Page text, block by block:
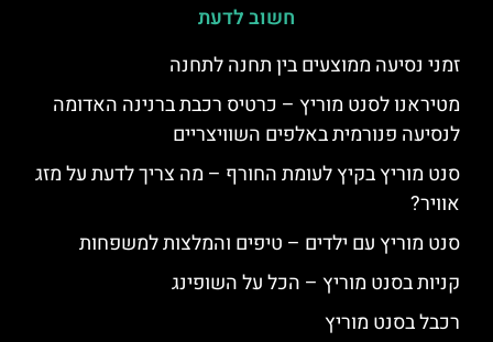
חשוב לדעת
זמני נסיעה ממוצעים בין תחנה לתחנה
מטיראנו לסנט מוריץ – כרטיס רכבת ברנינה האדומה
לנסיעה פנורמית באלפים השוויצריים
סנט מוריץ בקיץ לעומת החורף – מה צריך לדעת על מזג
אוויר?
סנט מוריץ עם ילדים – טיפים והמלצות למשפחות
קניות בסנט מוריץ – הכל על השופינג
רכבל בסנט מוריץ